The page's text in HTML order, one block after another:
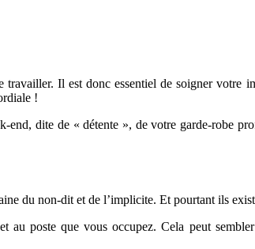
travailler. Il est donc essentiel de soigner
!
dite de « détente », de votre garde-robe
du non-dit et de l’implicite. Et pourtant ils
poste que vous occupez. Cela peut